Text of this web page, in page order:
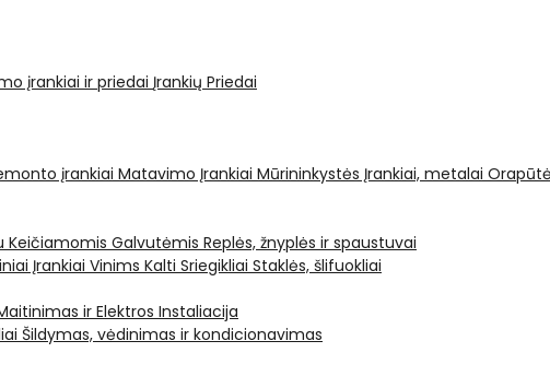
įrankiai ir priedai Įrankių Priedai
įrankiai Matavimo Įrankiai Mūrininkystės Įrankiai, metalai
Keičiamomis Galvutėmis Replės, žnyplės ir spaustuvai
Įrankiai Vinims Kalti Sriegikliai Staklės, šlifuokliai
ir Elektros Instaliacija
Šildymas, vėdinimas ir kondicionavimas